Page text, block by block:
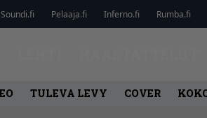
Soundi.fi Pelaaja.fi Inferno.fi Rumba.fi
TULEVA LEVY COVER